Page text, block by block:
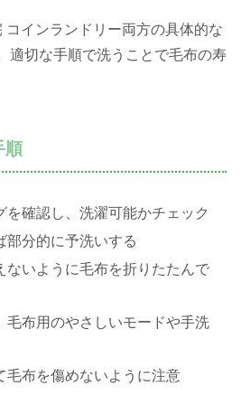
コインランドリー両方の具体的な
適切な手順で洗うことで毛布の寿
順
を確認し、洗濯可能かチェック
部分的に予洗いする
ないように毛布を折りたたんで
毛布用のやさしいモードや手洗
毛布を傷めないように注意